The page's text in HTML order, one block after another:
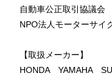
自動車公正取引協議会
NPO法人モーターサイ
【取扱メーカー】
HONDA YAMAHA